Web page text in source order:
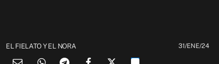
EL FIELATO Y EL NORA 31/ENE/24